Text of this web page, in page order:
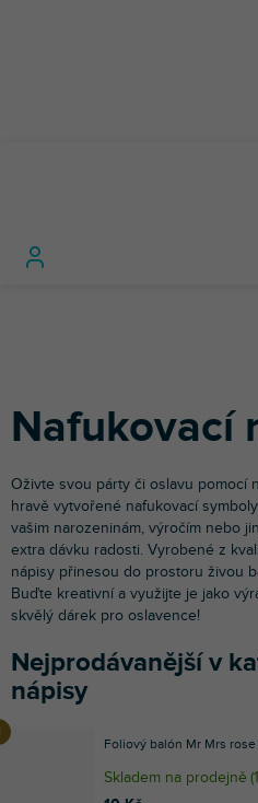
Nafukovací
Oživte svou párty či oslavu pomocí
hravě vytvořené nafukovací
vašim narozeninám, výročím nebo
extra dávku radosti. Vyrobené z
nápisy přinesou do prostoru živou
Buďte kreativní a využijte je jako
skvělý dárek pro oslavence!
Nejprodávanější v
nápisy
Foliový balón Mr Mrs
Skladem na prodejně (